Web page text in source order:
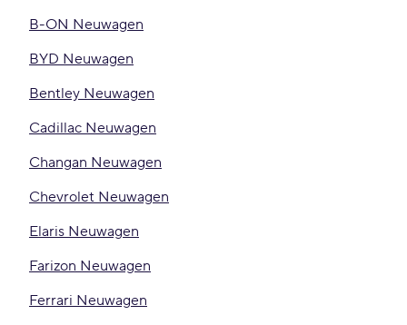
B-ON Neuwagen
BYD Neuwagen
Bentley Neuwagen
Cadillac Neuwagen
Changan Neuwagen
Chevrolet Neuwagen
Elaris Neuwagen
Farizon Neuwagen
Ferrari Neuwagen